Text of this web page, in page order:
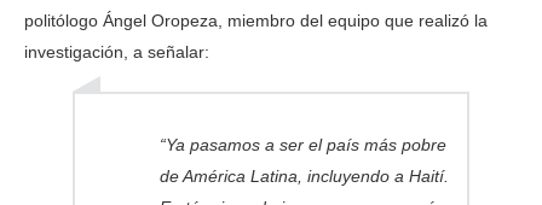
politólogo Ángel Oropeza, miembro del equipo que realizó la
investigación, a señalar:
“Ya pasamos a ser el país más pobre
de América Latina, incluyendo a Haití.